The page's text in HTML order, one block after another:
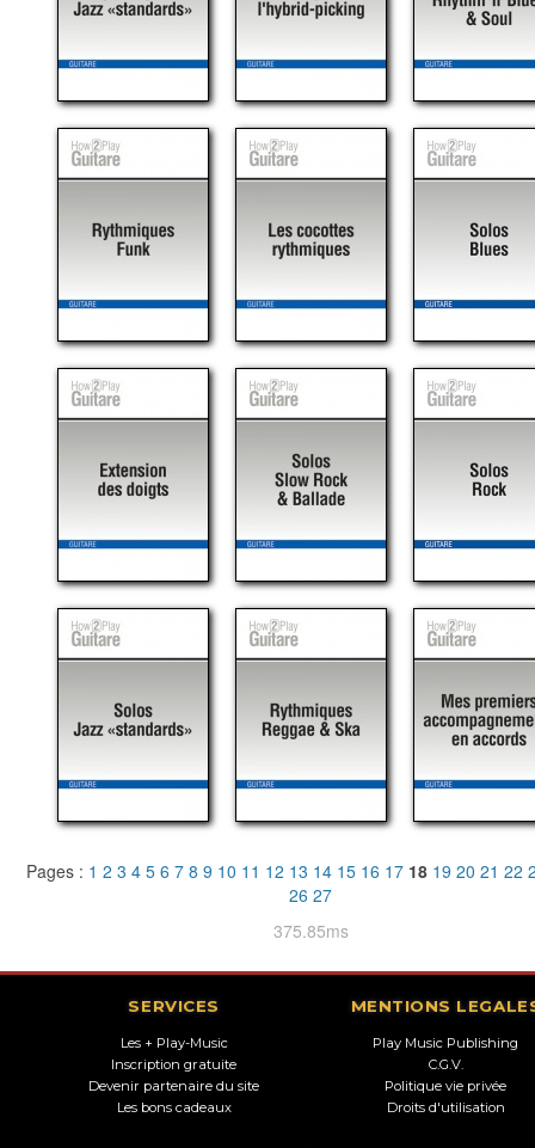
Pages : 1 2 3 4 5 6 7 8 9 10 11 12 13 14 15 16 17 18 19 20 21 22
26 27
375.85ms
SERVICES
Les + Play-Music
Inscription gratuite
Devenir partenaire du site
Les bons cadeaux
MENTIONS
Play Music Publishing
C.G.V.
Politique vie privée
Droits d'utilisation